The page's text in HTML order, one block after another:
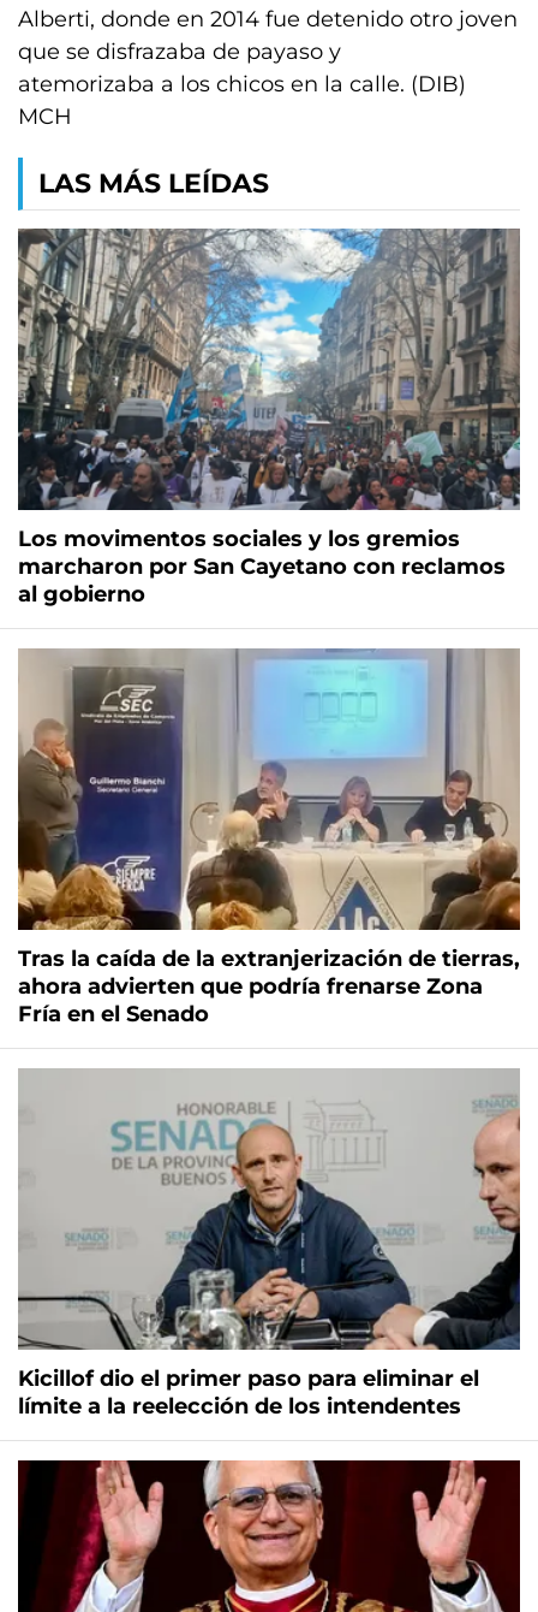
Alberti, donde en 2014 fue detenido otro joven
que se disfrazaba de payaso y
atemorizaba a los chicos en la calle. (DIB)
MCH
LAS MÁS LEÍDAS
Los movimentos sociales y los gremios
marcharon por San Cayetano con reclamos
al gobierno
Tras la caída de la extranjerización de tierras,
ahora advierten que podría frenarse Zona
Fría en el Senado
Kicillof dio el primer paso para eliminar el
límite a la reelección de los intendentes